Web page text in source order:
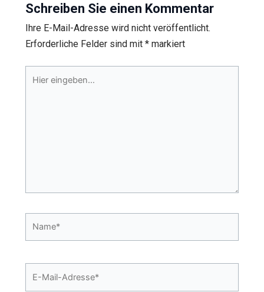
Schreiben Sie einen Kommentar
Ihre E-Mail-Adresse wird nicht veröffentlicht.
Erforderliche Felder sind mit *markiert